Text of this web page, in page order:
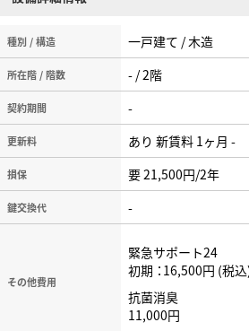
種別 / 構造 一戸建て / 木造
所在階 / 階数 - / 2階
契約期間 -
更新料 あり 新賃料 1ヶ月 -
損保 要 21,500円/2年
鍵交換代 -
その他費用
緊急サポート24
初期
16,500円 税込
抗菌消臭
11,000円